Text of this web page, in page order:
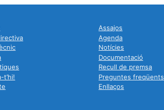
t’hi!
Assajos
Agenda
Notícies
Documentació
Recull de premsa
Preguntes freqüents
Enllaços